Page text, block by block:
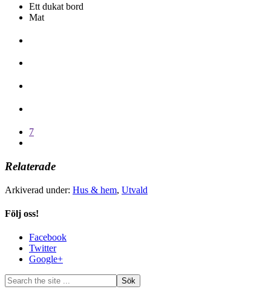
Ett dukat bord
Mat
7
Relaterade
Arkiverad under: Hus & hem, Utvald
Följ oss!
Facebook
Twitter
Google+